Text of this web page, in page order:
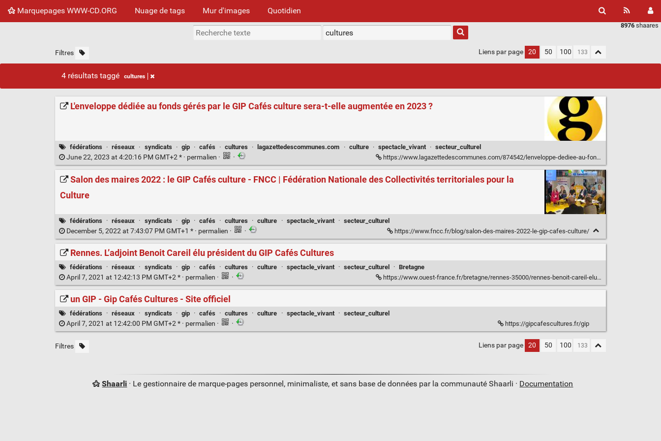
Marquepages WWW-CD.ORG Nuage de tags Mur d'images Quotidien
8976 shaares
Filtres Liens par page 20 50 100
4 résultats taggé cultures
L'enveloppe dédiée au fonds gérés par le GIP Cafés culture sera-t-elle augmentée en 2023 ?
fédérations · réseaux · syndicats · gip · cafés · cultures · lagazettedescommunes.com · culture · spectacle_vivant · secteur_culturel
June 22, 2023 at 4:20:16 PM GMT+2 * · permalien · · https://www.lagazettedescommunes.com/874542/lenveloppe-dediee-au-fonds-geres-par-le-gip-cafes-culture-sera-t-elle-augmentee-en-2023/
Salon des maires 2022 : le GIP Cafés culture - FNCC | Fédération Nationale des Collectivités territoriales pour la
Culture
fédérations · réseaux · syndicats · gip · cafés · cultures · culture · spectacle_vivant · secteur_culturel
December 5, 2022 at 7:43:07 PM GMT+1 * · permalien · · https://www.fncc.fr/blog/salon-des-maires-2022-le-gip-cafes-culture/
Rennes. L’adjoint Benoit Careil élu président du GIP Cafés Cultures
fédérations · réseaux · syndicats · gip · cafés · cultures · culture · spectacle_vivant · secteur_culturel · Bretagne
April 7, 2021 at 12:42:13 PM GMT+2 * · permalien · · https://www.ouest-france.fr/bretagne/rennes-35000/rennes-benoit-careil-elu-president-du-gip-cafes-cultures-3b61175e-9787-11eb-88fe-d7588d2aa6f7
un GIP - Gip Cafés Cultures - Site officiel
fédérations · réseaux · syndicats · gip · cafés · cultures · culture · spectacle_vivant · secteur_culturel
April 7, 2021 at 12:42:00 PM GMT+2 * · permalien · · https://gipcafescultures.fr/gip
Filtres Liens par page 20 50 100
Shaarli · Le gestionnaire de marque-pages personnel, minimaliste, et sans base de données par la communauté Shaarli · Documentation